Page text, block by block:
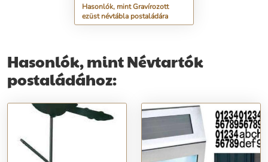
Hasonlók, mint Gravírozott
ezüst névtábla postaládára
Hasonlók, mint Névtartók
postaládához: